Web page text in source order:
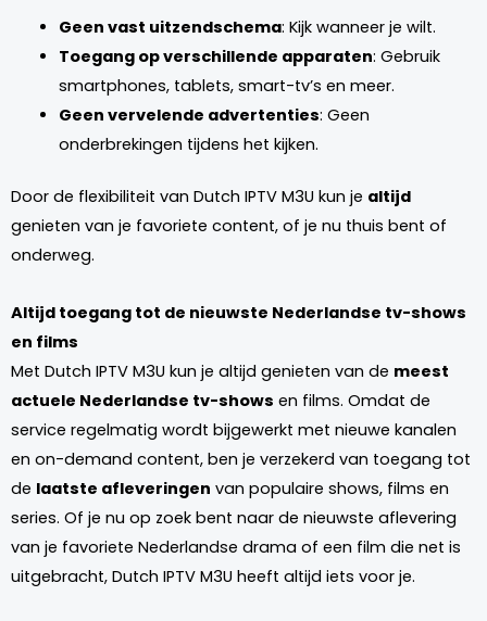
Geen vast uitzendschema: Kijk wanneer je wilt.
Toegang op verschillende apparaten: Gebruik
smartphones, tablets, smart-tv’s en meer.
Geen vervelende advertenties: Geen
onderbrekingen tijdens het kijken.
Door de flexibiliteit van Dutch IPTV M3U kun je altijd
genieten van je favoriete content, of je nu thuis bent of
onderweg.
Altijd toegang tot de nieuwste Nederlandse tv-shows
en films
Met Dutch IPTV M3U kun je altijd genieten van de meest
actuele Nederlandse tv-shows en films. Omdat de
service regelmatig wordt bijgewerkt met nieuwe kanalen
en on-demand content, ben je verzekerd van toegang tot
de laatste afleveringen van populaire shows, films en
series. Of je nu op zoek bent naar de nieuwste aflevering
van je favoriete Nederlandse drama of een film die net is
uitgebracht, Dutch IPTV M3U heeft altijd iets voor je.